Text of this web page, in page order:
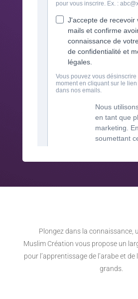
Plongez dans la connaissance,
Muslim Création vous propose un
pour l’apprentissage de l’arabe et
grands.